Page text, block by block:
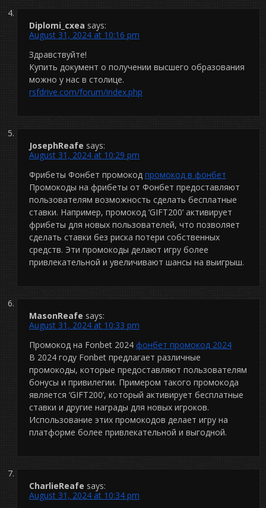
Diplomi_cxea says:
August 31, 2024 at 10:16 pm
Здравствуйте!
Купить документ о получении высшего образования
можно у нас в столице.
rsfdrive.com/forum/index.php
JosephReafe says:
August 31, 2024 at 10:29 pm
Фрибеты Фонбет промокод промокод в фонбет
Промокоды на фрибеты от Фонбет предоставляют
пользователям возможность сделать бесплатные
ставки. Например, промокод ‘GIFT200’ активирует
фрибеты для новых пользователей, что позволяет
сделать ставки без риска потери собственных
средств. Эти промокоды делают игру более
привлекательной и увеличивают шансы на выигрыш.
MasonReafe says:
August 31, 2024 at 10:33 pm
Промокод на Fonbet 2024 фонбет промокод 2024
В 2024 году Fonbet предлагает различные
промокоды, которые предоставляют пользователям
бонусы и привилегии. Примером такого промокода
является ‘GIFT200’, который активирует бесплатные
ставки и другие награды для новых игроков.
Использование этих промокодов делает игру на
платформе более привлекательной и выгодной.
CharlieReafe says:
August 31, 2024 at 10:34 pm